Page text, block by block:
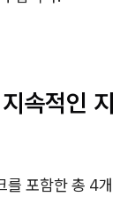
속적인 지
를 포함한 총 4개